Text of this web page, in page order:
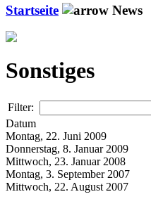
Startseite News
Sonstiges
Filter:
Datum
Montag, 22. Juni 2009
Donnerstag, 8. Januar 2009
Mittwoch, 23. Januar 2008
Montag, 3. September 2007
Mittwoch, 22. August 2007